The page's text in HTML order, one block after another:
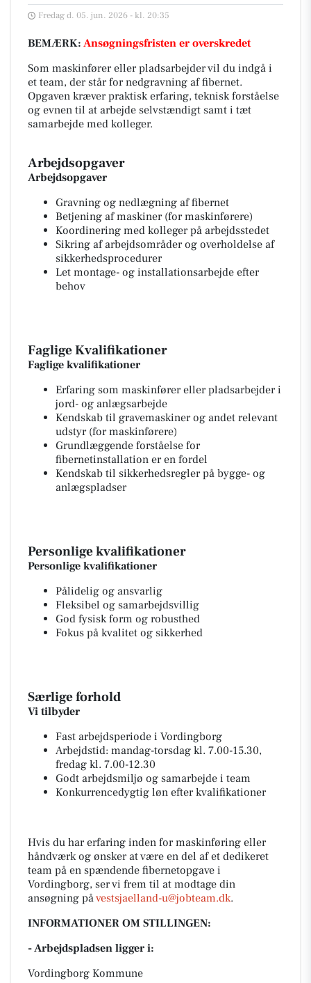
Fredag d. 05. jun. 2026 - kl. 20:35
BEMÆRK: Ansøgningsfristen er overskredet
Som maskinfører eller pladsarbejder vil du indgå i
et team, der står for nedgravning af fibernet.
Opgaven kræver praktisk erfaring, teknisk forståelse
og evnen til at arbejde selvstændigt samt i tæt
samarbejde med kolleger.
Arbejdsopgaver
Arbejdsopgaver
Gravning og nedlægning af fibernet
Betjening af maskiner (for maskinførere)
Koordinering med kolleger på arbejdsstedet
Sikring af arbejdsområder og overholdelse af
sikkerhedsprocedurer
Let montage- og installationsarbejde efter
behov
Faglige Kvalifikationer
Faglige kvalifikationer
Erfaring som maskinfører eller pladsarbejder i
jord- og anlægsarbejde
Kendskab til gravemaskiner og andet relevant
udstyr (for maskinførere)
Grundlæggende forståelse for
fibernetinstallation er en fordel
Kendskab til sikkerhedsregler på bygge- og
anlægspladser
Personlige kvalifikationer
Personlige kvalifikationer
Pålidelig og ansvarlig
Fleksibel og samarbejdsvillig
God fysisk form og robusthed
Fokus på kvalitet og sikkerhed
Særlige forhold
Vi tilbyder
Fast arbejdsperiode i Vordingborg
Arbejdstid: mandag-torsdag kl. 7.00-15.30,
fredag kl. 7.00-12.30
Godt arbejdsmiljø og samarbejde i team
Konkurrencedygtig løn efter kvalifikationer
Hvis du har erfaring inden for maskinføring eller
håndværk og ønsker at være en del af et dedikeret
team på en spændende fibernetopgave i
Vordingborg, ser vi frem til at modtage din
ansøgning påvestsjaelland-u@jobteam.dk.
INFORMATIONER OM STILLINGEN:
- Arbejdspladsen ligger i:
Vordingborg Kommune